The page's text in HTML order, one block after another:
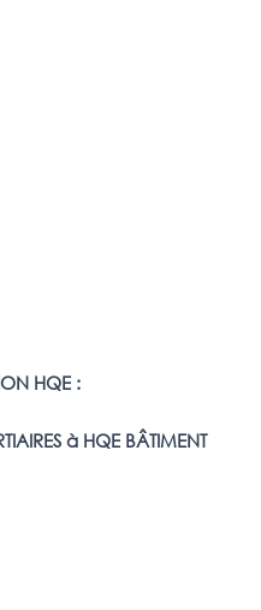
HQE :
à HQE BÂTIMENT